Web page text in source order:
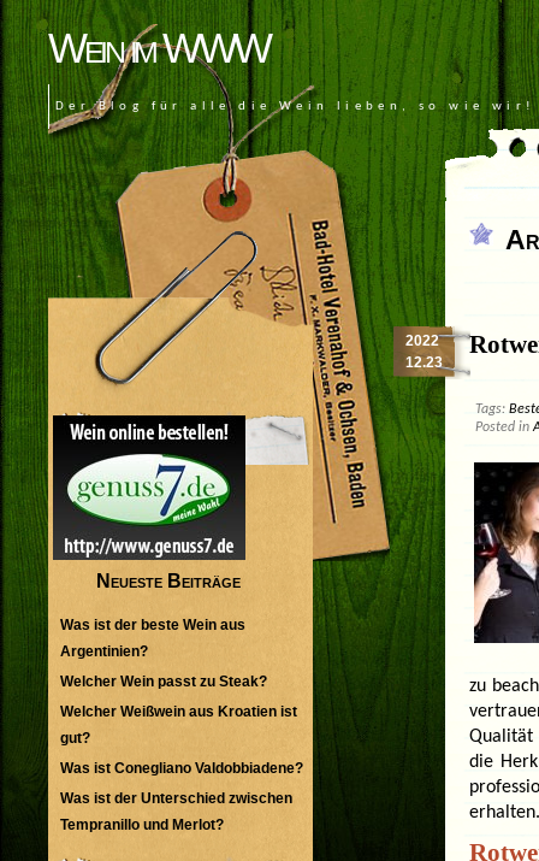
Wein im WWW
Der Blog für alle die Wein lieben, so wie wir!
2022
12.23
Tags:
Posted in
zu
Qualität
die
erhalten.
Neueste Beiträge
Was ist der beste Wein aus
Argentinien?
Welcher Wein passt zu Steak?
Welcher Weißwein aus Kroatien ist
gut?
Was ist Conegliano Valdobbiadene?
Was ist der Unterschied zwischen
Tempranillo und Merlot?